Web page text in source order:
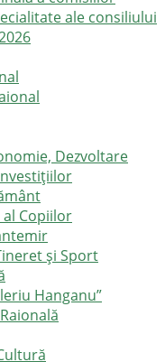
ale consiliului
Dezvoltare
Copiilor
și Sport
Hanganu”